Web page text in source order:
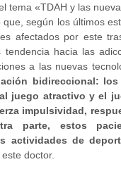
tema «TDAH y las
que, según los últimos
afectados por este
tendencia hacia las
a las nuevas
bidireccional:
juego atractivo y el
impulsividad,
parte, estos
actividades de
este doctor.